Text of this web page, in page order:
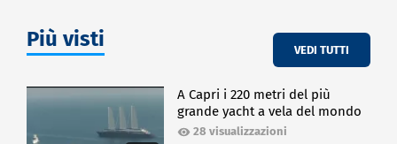
Più visti VEDI TUTTI
A Capri i 220 metri del più
grande yacht a vela del mondo
28 visualizzazioni